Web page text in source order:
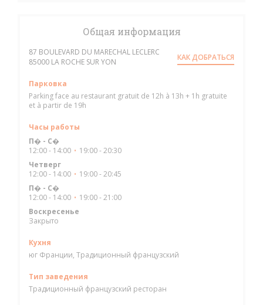
Общая информация
87 BOULEVARD DU MARECHAL LECLERC
85000 LA ROCHE SUR YON ((открывается в новом окне))
КАК ДОБРАТЬСЯ
Парковка
Parking face au restaurant gratuit de 12h à 13h + 1h gratuite
et à partir de 19h
Часы работы
П� - С�
12:00 - 14:00 • 19:00 - 20:30
Четверг
12:00 - 14:00 • 19:00 - 20:45
П� - С�
12:00 - 14:00 • 19:00 - 21:00
Воскресенье
Закрыто
Кухня
юг Франции, Традиционный французский
Тип заведения
Традиционный французский ресторан